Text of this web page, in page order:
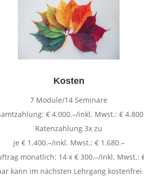
Kosten
7 Module/14 Seminare
€ 4.000.–/inkl. Mwst.: €
Ratenzahlung 3x zu
je € 1.400.–/inkl. Mwst.: € 1.680.–
monatlich: 14 x € 300.–/inkl. Mwst.:
kann im nächsten Lehrgang